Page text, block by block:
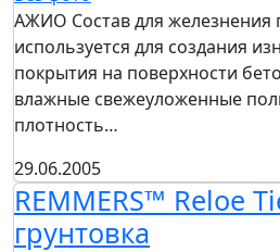
АЖИО Состав для железнения
используется для создания
покрытия на поверхности
влажные свежеуложенные
плотность…
29.06.2005
REMMERS™ Reloe
грунтовка